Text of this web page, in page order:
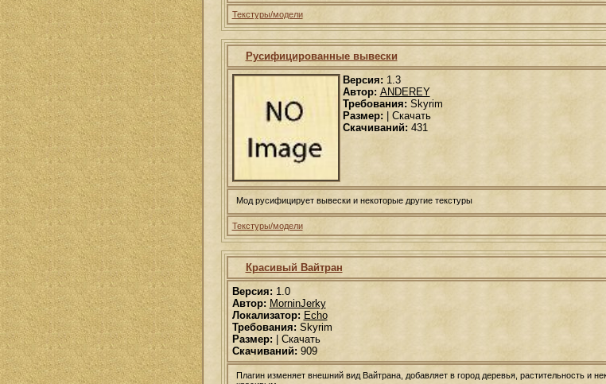
Текстуры/модели
Русифицированные вывески
Версия: 1.3
Автор: ANDEREY
Требования: Skyrim
Размер: | Скачать
Скачиваний: 431
Мод русифицирует вывески и некоторые другие текстуры
Текстуры/модели
Красивый Вайтран
Версия: 1.0
Автор: MorninJerky
Локализатор: Echo
Требования: Skyrim
Размер: | Скачать
Скачиваний:909
Плагин изменяет внешний вид Вайтрана, добавляет в город деревья, растительность и